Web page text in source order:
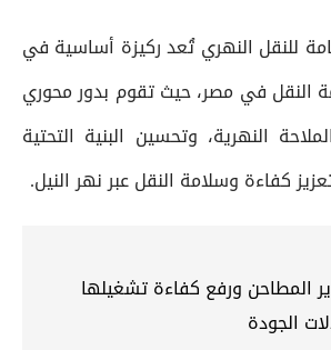
للنقل النهري تُعد ركيزة أساسية في
النقل في مصر، حيث تقوم بدور محوري
النهرية، وتحسين البنية التحتية
كفاءة وسلامة النقل عبر نهر النيل.
المطاحن ورفع كفاءة تشغيلها
الجودة